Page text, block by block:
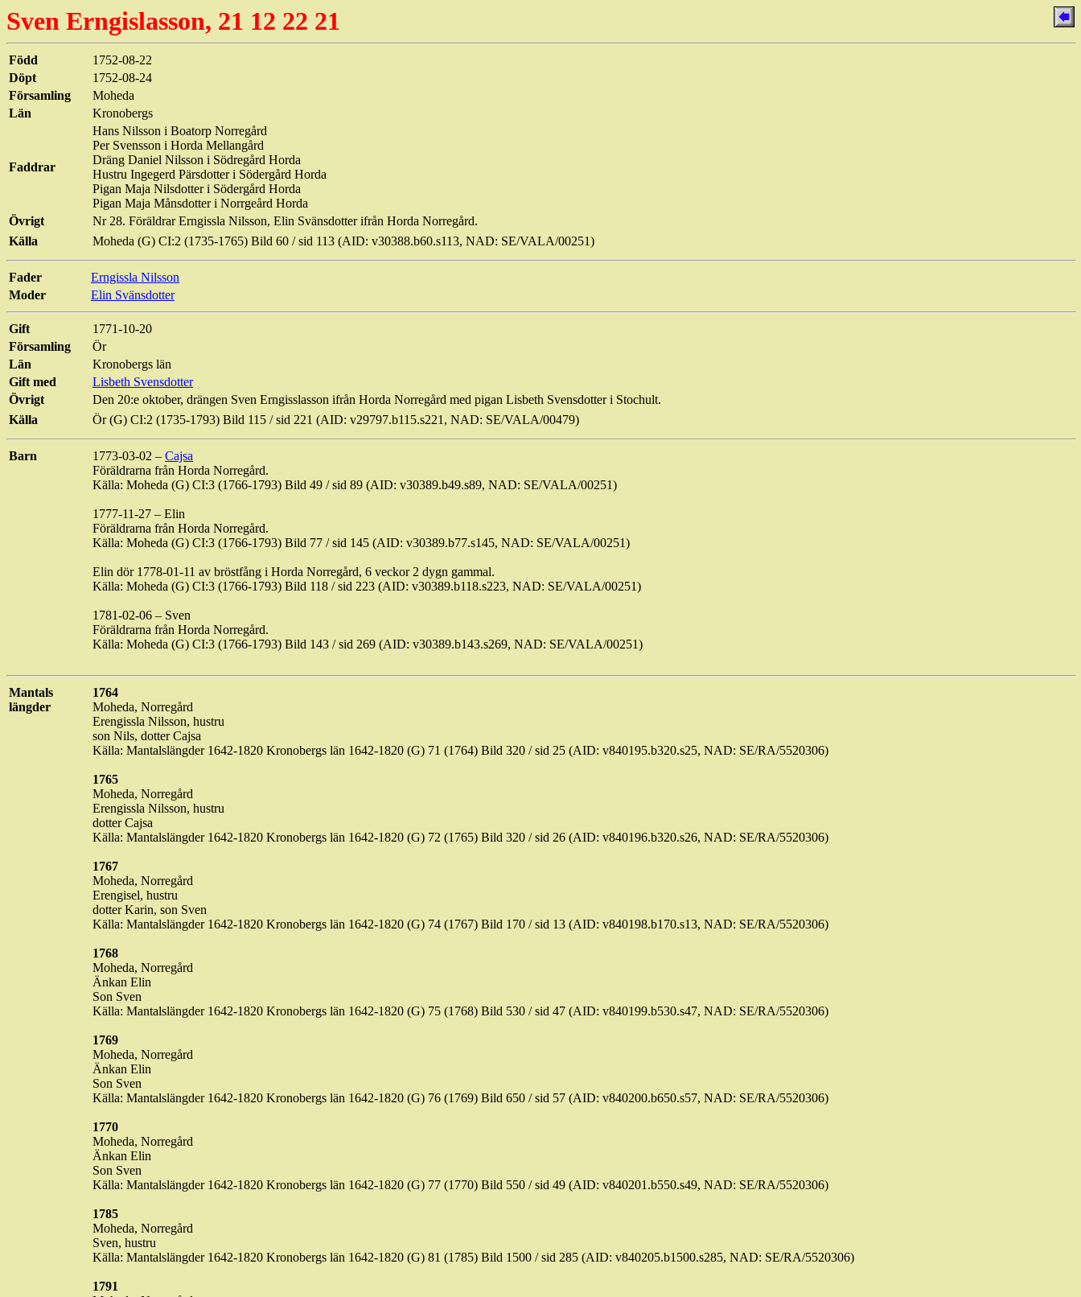
Sven Erngislasson, 21 12 22 21
Född
1752-08-22
Döpt
1752-08-24
Församling
Moheda
Län
Kronobergs
Faddrar
Hans Nilsson i Boatorp Norregård
Per Svensson i Horda Mellangård
Dräng Daniel Nilsson i Södregård Horda
Hustru Ingegerd Pärsdotter i Södergård Horda
Pigan Maja Nilsdotter i Södergård Horda
Pigan Maja Månsdotter i Norrgeård Horda
Övrigt
Nr 28. FöräldrarErngissla Nilsson, Elin Svänsdotterifrån Horda Norregård.
Källa
Moheda (G) CI:2 (1735-1765) Bild 60 / sid 113 (AID: v30388.b60.s113, NAD: SE/VALA/00251)
Fader Erngissla Nilsson
Moder
Elin Svänsdotter
Gift
1771-10-20
Församling
Ör
Län
Kronobergs län
Gift med
Lisbeth Svensdotter
Övrigt
Den 20:e oktober, drängen Sven Erngisslasson ifrån Horda Norregård med pigan Lisbeth Svensdotter i Stochult.
Källa
Ör (G) CI:2 (1735-1793) Bild 115 / sid 221 (AID: v29797.b115.s221, NAD: SE/VALA/00479)
Barn 1773-03-02 – Cajsa
Föräldrarna från Horda Norregård.
Källa: Moheda (G) CI:3 (1766-1793) Bild 49 / sid 89 (AID: v30389.b49.s89, NAD: SE/VALA/00251)
1777-11-27 – Elin
Föräldrarna från Horda Norregård.
Källa: Moheda (G) CI:3 (1766-1793) Bild 77 / sid 145 (AID: v30389.b77.s145, NAD: SE/VALA/00251)
Elin dör 1778-01-11 av bröstfång i Horda Norregård, 6 veckor 2 dygn gammal.
Källa: Moheda (G) CI:3 (1766-1793) Bild 118 / sid 223 (AID: v30389.b118.s223, NAD: SE/VALA/00251)
1781-02-06 – Sven
Föräldrarna från Horda Norregård.
Källa: Moheda (G) CI:3 (1766-1793) Bild 143 / sid 269 (AID: v30389.b143.s269, NAD: SE/VALA/00251)
Mantals
längder
1764
Moheda, Norregård
Erengissla Nilsson, hustru
son Nils, dotterCajsa
Källa: Mantalslängder1642-1820 Kronobergs län 1642-1820 (G) 71 (1764) Bild 320 /sid 25 (AID: v840195.b320.s25, NAD: SE/RA/5520306)
1765
Moheda, Norregård
Erengissla Nilsson, hustru
dotterCajsa
Källa: Mantalslängder1642-1820 Kronobergs län 1642-1820 (G) 72 (1765) Bild 320 /sid 26 (AID: v840196.b320.s26, NAD: SE/RA/5520306)
1767
Moheda, Norregård
Erengisel, hustru
dotter Karin, son Sven
Källa: Mantalslängder1642-1820 Kronobergs län 1642-1820 (G) 74 (1767) Bild 170 /sid 13 (AID: v840198.b170.s13, NAD: SE/RA/5520306)
1768
Moheda, Norregård
Änkan Elin
Son Sven
Källa: Mantalslängder1642-1820 Kronobergs län 1642-1820 (G) 75 (1768) Bild 530 /sid 47 (AID: v840199.b530.s47, NAD: SE/RA/5520306)
1769
Moheda, Norregård
Änkan Elin
Son Sven
Källa: Mantalslängder1642-1820 Kronobergs län 1642-1820 (G) 76 (1769) Bild 650 /sid 57 (AID: v840200.b650.s57, NAD: SE/RA/5520306)
1770
Moheda, Norregård
Änkan Elin
Son Sven
Källa: Mantalslängder1642-1820 Kronobergs län 1642-1820 (G) 77 (1770) Bild 550 /sid 49 (AID: v840201.b550.s49, NAD: SE/RA/5520306)
1785
Moheda, Norregård
Sven, hustru
Källa: Mantalslängder1642-1820 Kronobergs län 1642-1820 (G) 81 (1785) Bild 1500 /sid 285 (AID: v840205.b1500.s285, NAD: SE/RA/5520306)
1791